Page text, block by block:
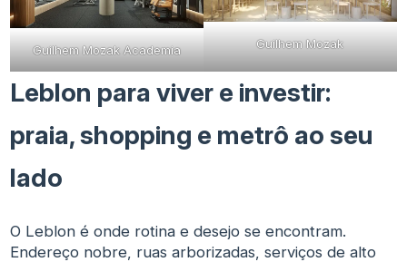
Guilhem Mozak Academia Guilhem Mozak
Leblon para viver e investir:
praia, shopping e metrô ao seu
lado
O Leblon é onde rotina e desejo se encontram.
Endereço nobre, ruas arborizadas, serviços de alto